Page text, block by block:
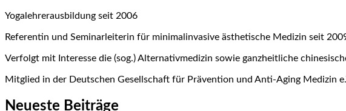
Yogalehrerausbildung seit 2006
Referentin und Seminarleiterin für minimalinvasive ästhetische Medizin seit
Verfolgt mit Interesse die (sog.) Alternativmedizin sowie ganzheitliche
Mitglied in der Deutschen Gesellschaft für Prävention und Anti-Aging Medizin
Neueste Beiträge